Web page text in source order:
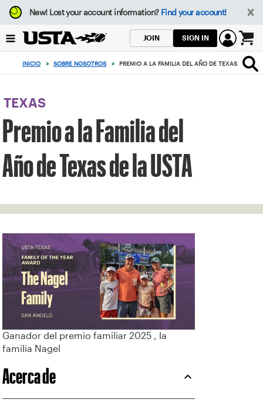
Enfoque
desde
botón
volver
principio
New!Lost your account information? Find your account!
JOIN SIGN IN
0
artículos
en
carrito
INICIO > SOBRE NOSOTROS > PREMIO A LA FAMILIA DEL AÑO DE TEXAS DE LA
TEXAS
Premio a la Familia del
Año de Texas de la USTA
Ganador del premio familiar 2025 , la
familia Nagel
Acerca de